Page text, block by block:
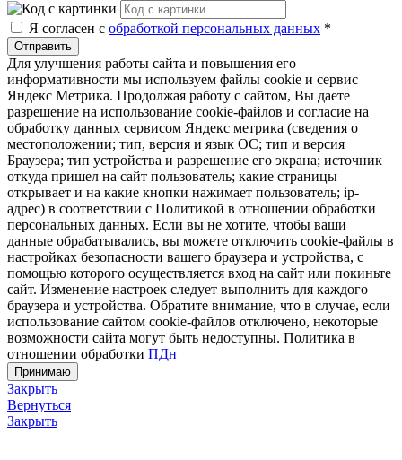
Я согласен с обработкой персональных данных *
Отправить
Для улучшения работы сайта и повышения его
информативности мы используем файлы cookie и сервис
Яндекс Метрика. Продолжая работу с сайтом, Вы даете
разрешение на использование cookie-файлов и согласие на
обработку данных сервисом Яндекс метрика (сведения о
местоположении; тип, версия и язык ОС; тип и версия
Браузера; тип устройства и разрешение его экрана; источник
откуда пришел на сайт пользователь; какие страницы
открывает и на какие кнопки нажимает пользователь; ip-
адрес) в соответствии с Политикой в отношении обработки
персональных данных. Если вы не хотите, чтобы ваши
данные обрабатывались, вы можете отключить cookie-файлы в
настройках безопасности вашего браузера и устройства, с
помощью которого осуществляется вход на сайт или покиньте
сайт. Изменение настроек следует выполнить для каждого
браузера и устройства. Обратите внимание, что в случае, если
использование сайтом cookie-файлов отключено, некоторые
возможности сайта могут быть недоступны. Политика в
отношении обработки ПДн
Принимаю
Закрыть
Вернуться
Закрыть